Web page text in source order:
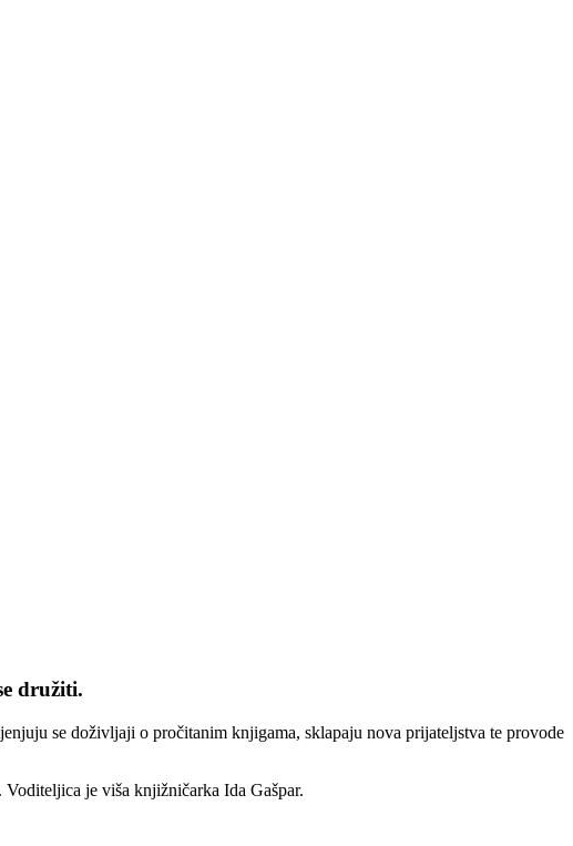
družiti.
se doživljaji o pročitanim knjigama, sklapaju nova prijateljstva te provode
Voditeljica je viša knjižničarka Ida Gašpar.